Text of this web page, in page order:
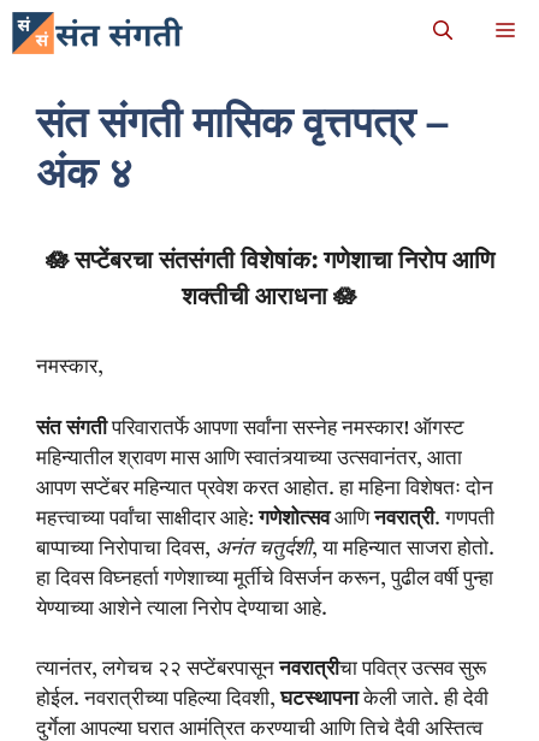
Skip
to
संत संगती मासिक वृत्तपत्र –
अंक ४
🪷 सप्टेंबरचा संतसंगती विशेषांक: गणेशाचा निरोप आणि
शक्तीची आराधना 🪷
नमस्कार,
संत संगतीपरिवारातर्फे आपणा सर्वांना सस्नेह नमस्कार! ऑगस्ट
महिन्यातील श्रावण मास आणि स्वातंत्र्याच्या उत्सवानंतर, आता
आपण सप्टेंबर महिन्यात प्रवेश करत आहोत. हा महिना विशेषतः दोन
महत्त्वाच्या पर्वांचा साक्षीदार आहे:गणेशोत्सवआणिनवरात्री. गणपती
बाप्पाच्या निरोपाचा दिवस, अनंत चतुर्दशी, या महिन्यात साजरा होतो.
हा दिवस विघ्नहर्ता गणेशाच्या मूर्तीचे विसर्जन करून, पुढील वर्षी पुन्हा
येण्याच्या आशेने त्याला निरोप देण्याचा आहे.
त्यानंतर, लगेचच २२ सप्टेंबरपासूननवरात्रीचा पवित्र उत्सव सुरू
होईल. नवरात्रीच्या पहिल्या दिवशी,घटस्थापनाकेली जाते. ही देवी
दुर्गेला आपल्या घरात आमंत्रित करण्याची आणि तिचे दैवी अस्तित्व